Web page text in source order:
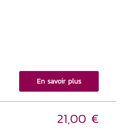
En savoir plus
21,00 €